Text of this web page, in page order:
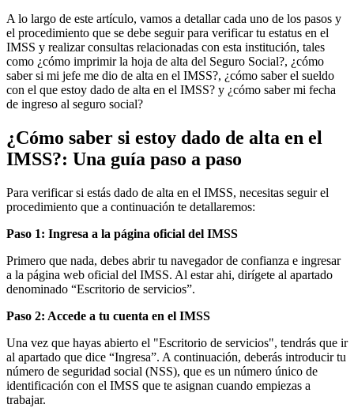
A lo largo de este artículo, vamos a detallar cada uno de los pasos y
el procedimiento que se debe seguir para verificar tu estatus en el
IMSS y realizar consultas relacionadas con esta institución, tales
como ¿cómo imprimir la hoja de alta del Seguro Social?, ¿cómo
saber si mi jefe me dio de alta en el IMSS?, ¿cómo saber el sueldo
con el que estoy dado de alta en el IMSS? y ¿cómo saber mi fecha
de ingreso al seguro social?
¿Cómo saber si estoy dado de alta en el
IMSS?: Una guía paso a paso
Para verificar si estás dado de alta en el IMSS, necesitas seguir el
procedimiento que a continuación te detallaremos:
Paso 1: Ingresa a la página oficial del IMSS
Primero que nada, debes abrir tu navegador de confianza e ingresar
a la página web oficial del IMSS. Al estar ahi, dirígete al apartado
denominado “Escritorio de servicios”.
Paso 2: Accede a tu cuenta en el IMSS
Una vez que hayas abierto el "Escritorio de servicios", tendrás que ir
al apartado que dice “Ingresa”. A continuación, deberás introducir tu
número de seguridad social (NSS), que es un número único de
identificación con el IMSS que te asignan cuando empiezas a
trabajar.